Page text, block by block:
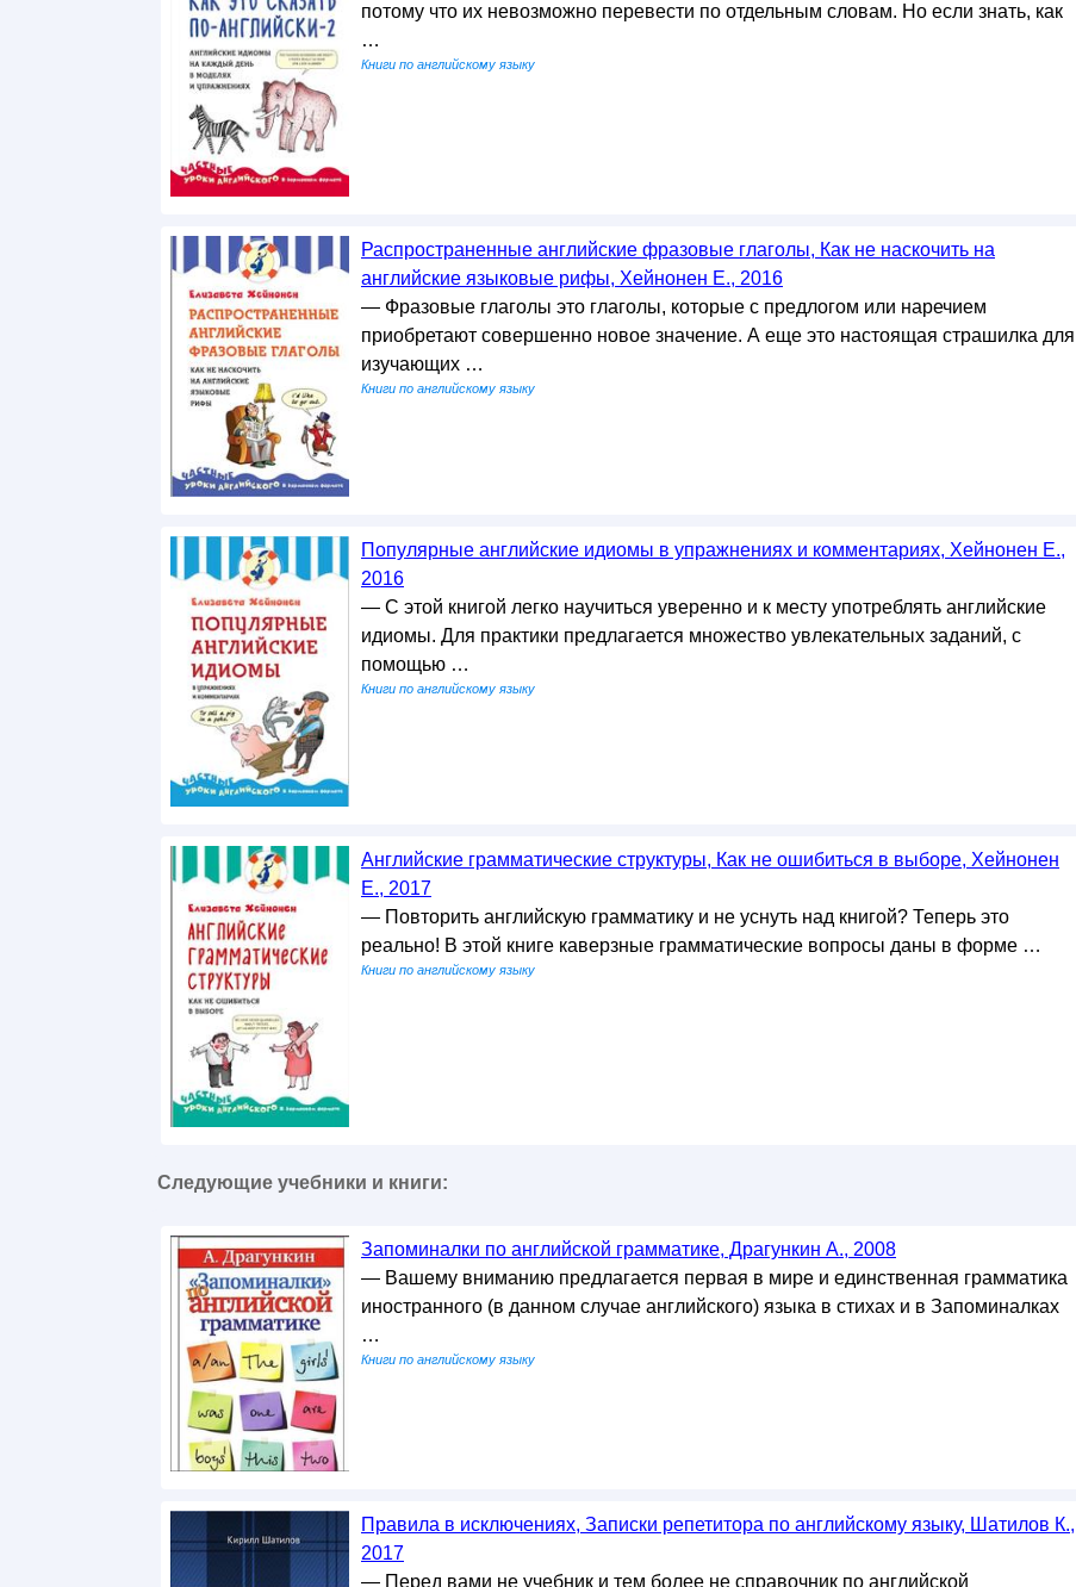
потому что их невозможно перевести по отдельным словам. Но если знать, как
…
Книги по английскому языку
Распространенные английские фразовые глаголы, Как не наскочить на
английские языковые рифы, Хейнонен Е., 2016
— Фразовые глаголы это глаголы, которые с предлогом или наречием
приобретают совершенно новое значение. А еще это настоящая страшилка для
изучающих …
Книги по английскому языку
Популярные английские идиомы в упражнениях и комментариях, Хейнонен Е.,
2016
— С этой книгой легко научиться уверенно и к месту употреблять английские
идиомы. Для практики предлагается множество увлекательных заданий, с
помощью …
Книги по английскому языку
Английские грамматические структуры, Как не ошибиться в выборе, Хейнонен
Е., 2017
— Повторить английскую грамматику и не уснуть над книгой? Теперь это
реально! В этой книге каверзные грамматические вопросы даны в форме …
Книги по английскому языку
Следующие учебники и книги:
Запоминалки по английской грамматике, Драгункин А., 2008
— Вашему вниманию предлагается первая в мире и единственная грамматика
иностранного (в данном случае английского) языка в стихах и в Запоминалках
…
Книги по английскому языку
Правила в исключениях, Записки репетитора по английскому языку, Шатилов К.,
2017
— Перед вами не учебник и тем более не справочник по английской